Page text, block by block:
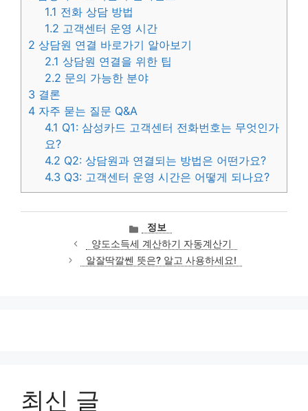
1.1 전화 상담 방법
1.2 고객센터 운영 시간
2 상담원 연결 바로가기 알아보기
2.1 상담원 연결을 위한 팁
2.2 문의 가능한 분야
3 결론
4 자주 묻는 질문 Q&A
4.1 Q1: 삼성카드 고객센터 전화번호는 무엇인가
요?
4.2 Q2: 상담원과 연결되는 방법은 어떤가요?
4.3 Q3: 고객센터 운영 시간은 어떻게 되나요?
카
테
고
리
정보
양도소득세 계산하기 자동계산기
알잘딱깔쎈 뜻은? 알고 사용하세요!
최신 글